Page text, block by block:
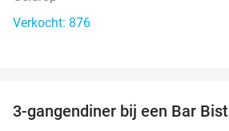
Verkocht: 876
3-gangendiner bij een Bar